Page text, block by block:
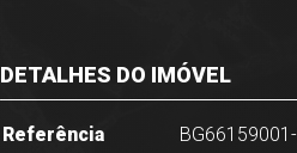
DETALHES DO IMÓVEL
Referência